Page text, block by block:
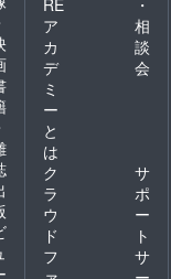
ア
カ
デ
ミ
ー
と
は
相
談
会
ク
ラ
ウ
ド
フ
サ
ポ
ー
ト
サ